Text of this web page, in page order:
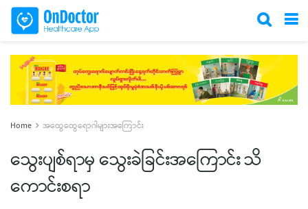
Home အထွေထွေရောဂါများအကြောင်း
သွေးပျစ်ရာမှ သွေးခဲခြင်းအကြောင်း သိ
ကောင်းစရာ